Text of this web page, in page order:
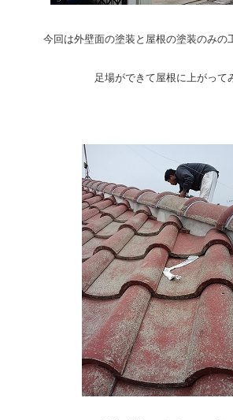
今回は外壁面の塗装と屋根の塗装のみの
足場ができて屋根に上がって